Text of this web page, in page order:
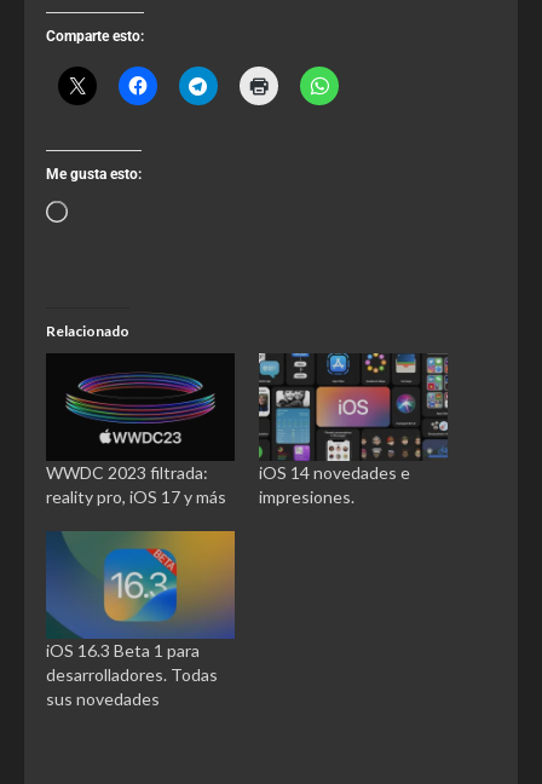
Comparte esto:
Me gusta esto:
Relacionado
WWDC 2023 filtrada:
reality pro, iOS 17 y más
iOS 14 novedades e
impresiones.
iOS 16.3 Beta 1 para
desarrolladores. Todas
sus novedades